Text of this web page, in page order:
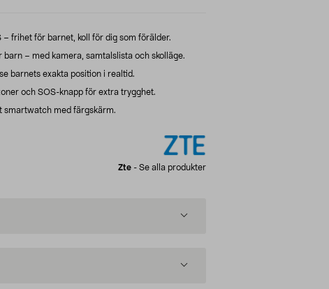
– frihet för barnet, koll för dig som förälder.
barn – med kamera, samtalslista och skolläge.
barnets exakta position i realtid.
och SOS-knapp för extra trygghet.
smartwatch med färgskärm.
Zte - Se alla produkter